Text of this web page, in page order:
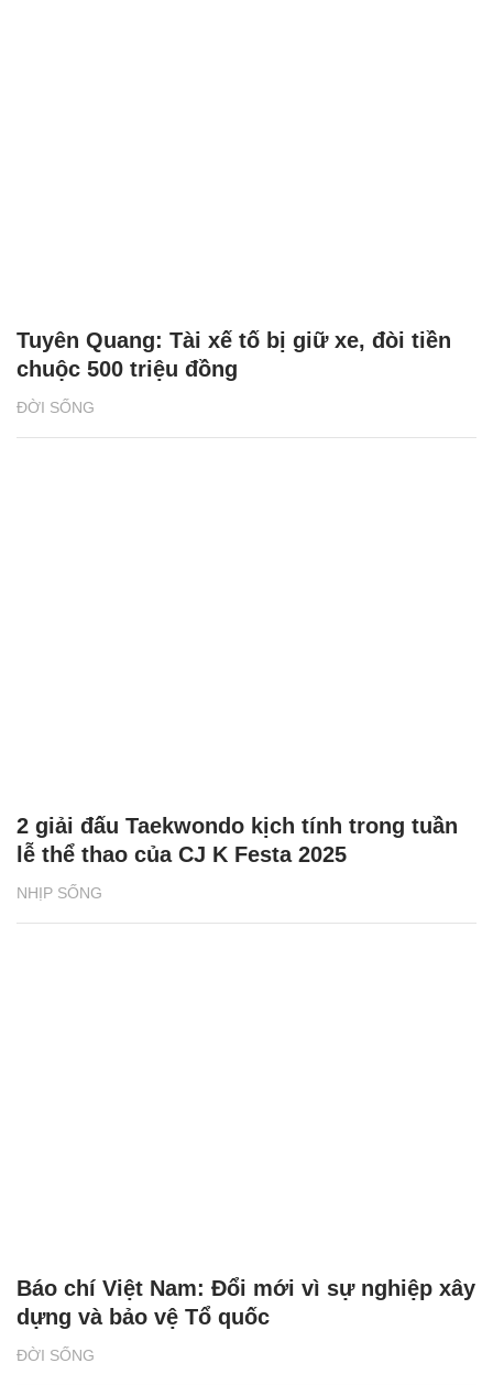
ĐỜI SỐNG
Tuyên Quang: Tài xế tố bị giữ xe, đòi tiền
chuộc 500 triệu đồng
NHỊP SỐNG
2 giải đấu Taekwondo kịch tính trong tuần
lễ thể thao của CJ K Festa 2025
ĐỜI SỐNG
Báo chí Việt Nam: Đổi mới vì sự nghiệp xây
dựng và bảo vệ Tổ quốc